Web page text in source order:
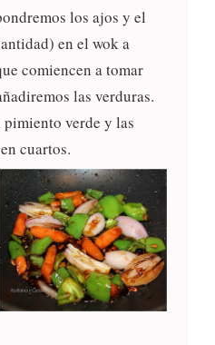
los ajos y el
en el wok a
comiencen a tomar
las verduras.
verde y las
cuartos.